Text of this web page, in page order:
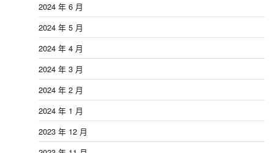
2024 年 6 月
2024 年 5 月
2024 年 4 月
2024 年 3 月
2024 年 2 月
2024 年 1 月
2023 年 12 月